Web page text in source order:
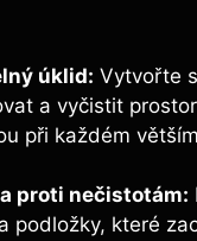
úklid: Vytvořte
a vyčistit
při každém
proti nečistotám:
podložky, které